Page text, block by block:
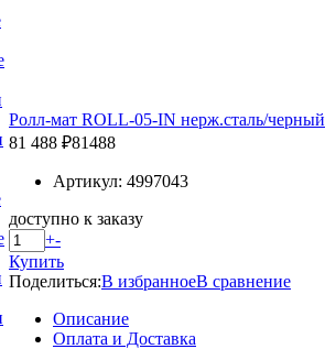
Ролл-мат ROLL-05-IN нерж.сталь/черный
81 488 ₽81488
Артикул: 4997043
доступно к заказу
+-
Купить
Поделиться:В избранноеВ сравнение
Описание
Оплата и Доставка